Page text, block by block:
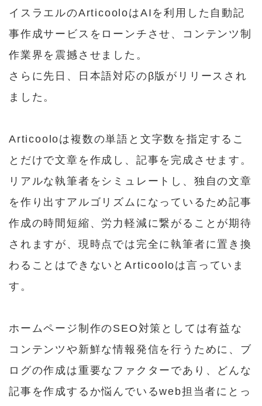
イスラエルのArticooloはAIを利用した自動記
事作成サービスをローンチさせ、コンテンツ制
作業界を震撼させました。
さらに先日、日本語対応のβ版がリリースされ
ました。
Articooloは複数の単語と文字数を指定するこ
とだけで文章を作成し、記事を完成させます。
リアルな執筆者をシミュレートし、独自の文章
を作り出すアルゴリズムになっているため記事
作成の時間短縮、労力軽減に繋がることが期待
されますが、現時点では完全に執筆者に置き換
わることはできないとArticooloは言っていま
す。
ホームページ制作のSEO対策としては有益な
コンテンツや新鮮な情報発信を行うために、ブ
ログの作成は重要なファクターであり、どんな
記事を作成するか悩んでいるweb担当者にとっ